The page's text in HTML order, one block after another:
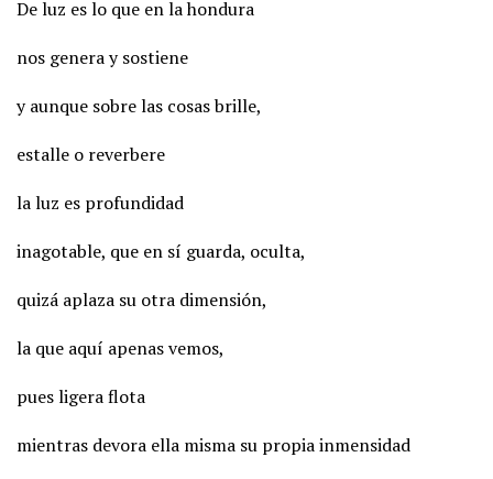
De luz es lo que en la hondura
nos genera y sostiene
y aunque sobre las cosas brille,
estalle o reverbere
la luz es profundidad
inagotable, que en sí guarda, oculta,
quizá aplaza su otra dimensión,
la que aquí apenas vemos,
pues ligera flota
mientras devora ella misma su propia inmensidad